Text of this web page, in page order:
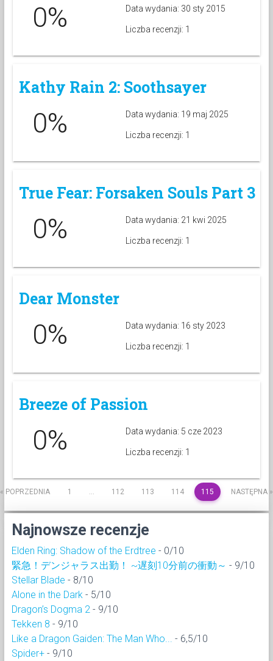
0% Data wydania: 30 sty 2015
Liczba recenzji: 1
Kathy Rain 2: Soothsayer
0% Data wydania: 19 maj 2025
Liczba recenzji: 1
True Fear: Forsaken Souls Part 3
0% Data wydania: 21 kwi 2025
Liczba recenzji: 1
Dear Monster
0% Data wydania: 16 sty 2023
Liczba recenzji: 1
Breeze of Passion
0% Data wydania: 5 cze 2023
Liczba recenzji: 1
« POPRZEDNIA 1 112 113 114 115 NASTĘPNA »
Najnowsze recenzje
Elden Ring: Shadow of the Erdtree - 0/10
緊急！デンジャラス出勤！ ~遅刻10分前の衝動～ - 9/10
Stellar Blade - 8/10
Alone in the Dark - 5/10
Dragon’s Dogma 2 - 9/10
Tekken 8 - 9/10
Like a Dragon Gaiden: The Man Who...
- 6,5/10
Spider+ - 9/10